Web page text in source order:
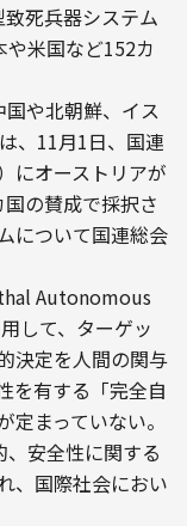
死兵器システム
や米国など152カ
や北朝鮮、イス
、11月1日、国連
にオーストリアが
の賛成で採択さ
について国連総会
Autonomous
して、ターゲッ
決定を人間の関与
を有する「完全自
まっていない。
、安全性に関する
、国際社会におい